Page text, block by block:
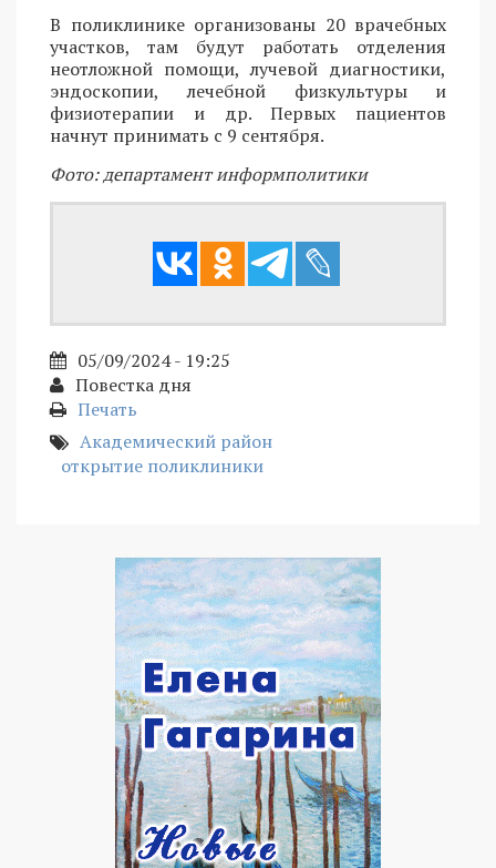
В поликлинике организованы 20 врачебных
участков, там будут работать отделения
неотложной помощи, лучевой диагностики,
эндоскопии, лечебной физкультуры и
физиотерапии и др. Первых пациентов
начнут принимать с 9 сентября.
Фото: департамент информполитики
05/09/2024 - 19:25
Повестка дня
Печать
Академический район
открытие поликлиники